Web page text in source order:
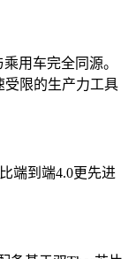
用车完全同源。
限的生产力工具
端到端4.0更先进